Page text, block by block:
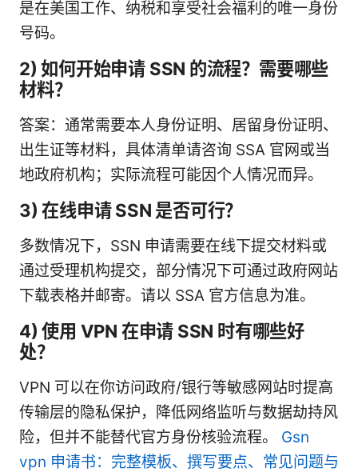
是在美国工作、纳税和享受社会福利的唯一身份
号码。
2) 如何开始申请 SSN 的流程？需要哪些
材料？
答案：通常需要本人身份证明、居留身份证明、
出生证等材料，具体清单请咨询 SSA 官网或当
地政府机构；实际流程可能因个人情况而异。
3) 在线申请 SSN 是否可行？
多数情况下，SSN 申请需要在线下提交材料或
通过受理机构提交，部分情况下可通过政府网站
下载表格并邮寄。请以 SSA 官方信息为准。
4) 使用 VPN 在申请 SSN 时有哪些好
处？
VPN 可以在你访问政府/银行等敏感网站时提高
传输层的隐私保护，降低网络监听与数据劫持风
险，但并不能替代官方身份核验流程。 Gsn
vpn 申请书：完整模板、撰写要点、常见问题与